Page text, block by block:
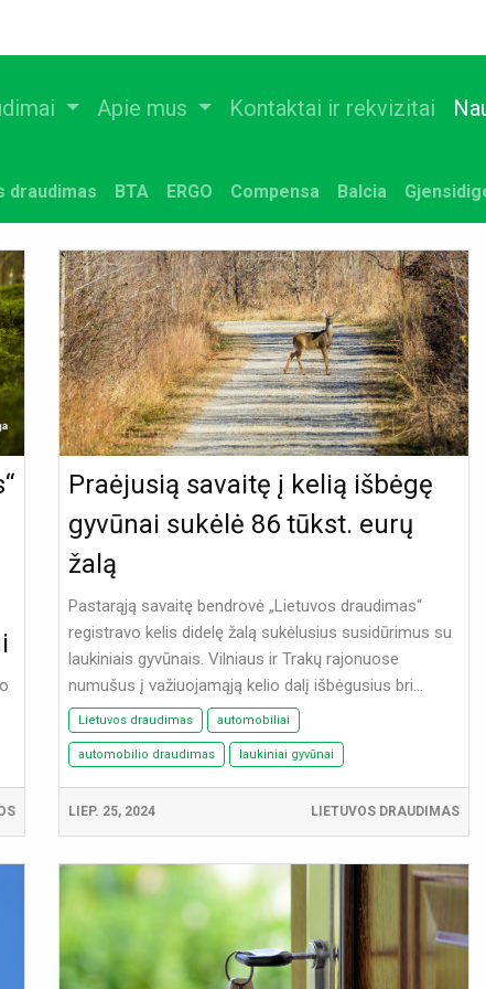
Apie mus Kontaktai ir rekvizitai
draudimas BTA ERGO Compensa Balcia
Praėjusią savaitę į kelią išbėgę
gyvūnai sukėlė 86 tūkst. eurų
žalą
Pastarąją savaitę bendrovė „Lietuvos draudimas“
registravo kelis didelę žalą sukėlusius susidūrimus su
laukiniais gyvūnais. Vilniaus ir Trakų rajonuose
numušus į važiuojamąją kelio dalį išbėgusius bri...
Lietuvos draudimas automobiliai
automobilio draudimas laukiniai gyvūnai
LIEP. 25, 2024 LIETUVOS DRAUDIMAS